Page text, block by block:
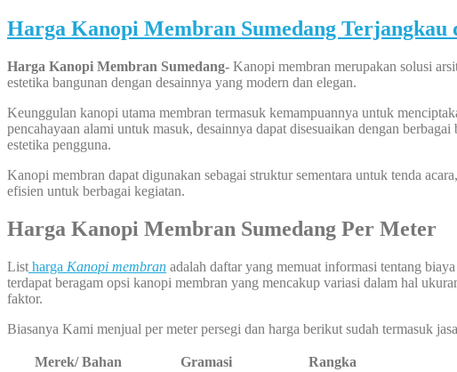
Harga Kanopi Membran Sumedang Terjangkau
Harga Kanopi Membran Sumedang- Kanopi membran merupakan solusi
estetika bangunan dengan desainnya yang modern dan elegan.
Keunggulan kanopi utama membran termasuk kemampuannya untuk
pencahayaan alami untuk masuk, desainnya dapat disesuaikan dengan
estetika pengguna.
Kanopi membran dapat digunakan sebagai struktur sementara untuk tenda
efisien untuk berbagai kegiatan.
Harga Kanopi Membran Sumedang Per Meter
List harga Kanopi membran adalah daftar yang memuat informasi tentang
terdapat beragam opsi kanopi membran yang mencakup variasi dalam hal
faktor.
Biasanya Kami menjual per meter persegi dan harga berikut sudah termasuk
Merek/ Bahan Gramasi Rangka